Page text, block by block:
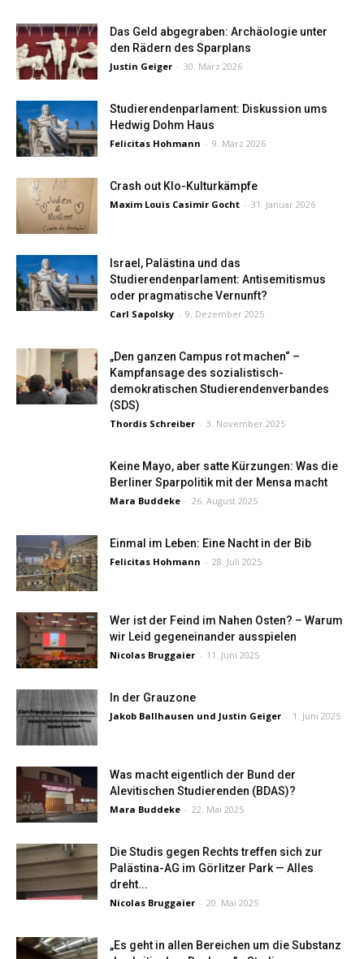
Das Geld abgegraben: Archäologie unter
den Rädern des Sparplans
Justin Geiger - 30. März 2026
Studierendenparlament: Diskussion ums
Hedwig Dohm Haus
Felicitas Hohmann - 9. März 2026
Crash out Klo-Kulturkämpfe
Maxim Louis Casimir Gocht - 31. Januar 2026
Israel, Palästina und das
Studierendenparlament: Antisemitismus
oder pragmatische Vernunft?
Carl Sapolsky - 9. Dezember 2025
„Den ganzen Campus rot machen“ –
Kampfansage des sozialistisch-
demokratischen Studierendenverbandes
(SDS)
Thordis Schreiber - 3. November 2025
Keine Mayo, aber satte Kürzungen: Was die
Berliner Sparpolitik mit der Mensa macht
Mara Buddeke - 26. August 2025
Einmal im Leben: Eine Nacht in der Bib
Felicitas Hohmann - 28. Juli 2025
Wer ist der Feind im Nahen Osten? – Warum
wir Leid gegeneinander ausspielen
Nicolas Bruggaier - 11. Juni 2025
In der Grauzone
Jakob Ballhausen und Justin Geiger - 1. Juni 2025
Was macht eigentlich der Bund der
Alevitischen Studierenden (BDAS)?
Mara Buddeke - 22. Mai 2025
Die Studis gegen Rechts treffen sich zur
Palästina-AG im Görlitzer Park — Alles
dreht...
Nicolas Bruggaier - 20. Mai 2025
„Es geht in allen Bereichen um die Substanz